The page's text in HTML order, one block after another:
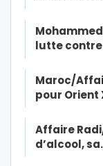
lutte
Maroc/
pour Orient
Affaire
d’alcool,